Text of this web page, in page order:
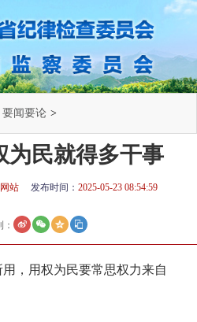
要闻要论 >
为民就得多干事
站 发布时间： 2025-05-23 08:54:59
，用权为民要常思权力来自